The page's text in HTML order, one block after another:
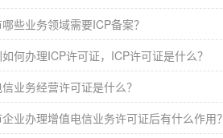
些业务领域需要ICP备案？
何办理ICP许可证，ICP许可证是什么？
业务经营许可证是什么？
业办理增值电信业务许可证后有什么作用？